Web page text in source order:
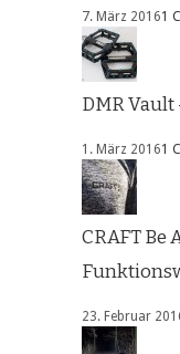
7. März 20161
DMR Vault
1. März 20161
CRAFT Be
23. Februar